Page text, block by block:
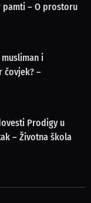
– O prostoru
i
čovjek? –
Prodigy u
– Životna škola